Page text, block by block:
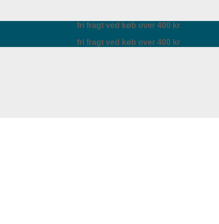
fri fragt ved køb over 400 kr
fri fragt ved køb over 400 kr